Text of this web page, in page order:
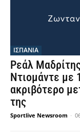
ΙΣΠΑΝΙΑ
Ρεάλ
Ντιομάντε με
ακριβότερο
της
Sportlive Newsroom -